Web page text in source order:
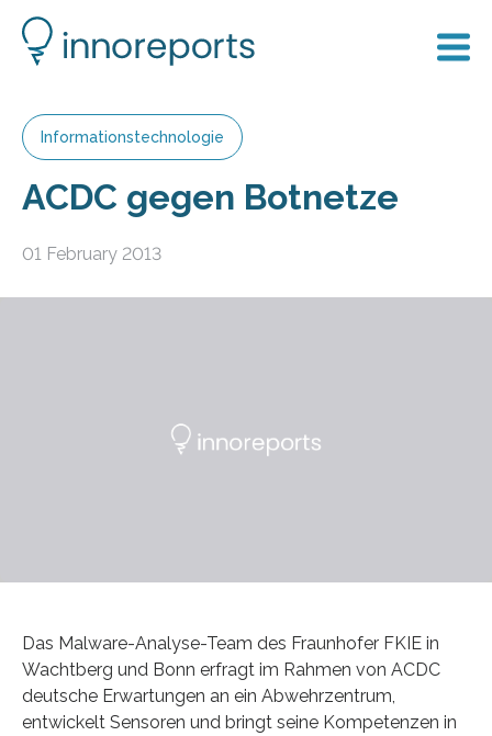
Informationstechnologie
ACDC gegen Botnetze
01 February 2013
Das Malware-Analyse-Team des Fraunhofer FKIE in
Wachtberg und Bonn erfragt im Rahmen von ACDC
deutsche Erwartungen an ein Abwehrzentrum,
entwickelt Sensoren und bringt seine Kompetenzen in